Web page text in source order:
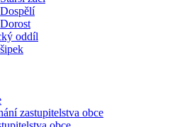
Dospělí
Dorost
oddíl
zastupitelstva obce